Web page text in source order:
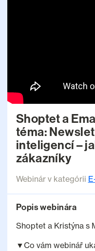
Shoptet a
téma:
inteligencí –
zákazníky
Webinár v kategórii
Popis webinára
Shoptet a Kristýna s
▼Co vám webinář